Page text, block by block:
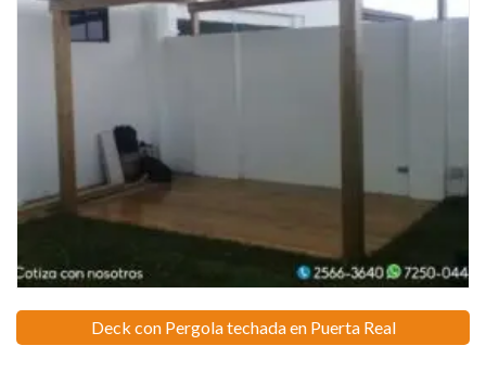
Deck con Pergola techada en Puerta Real